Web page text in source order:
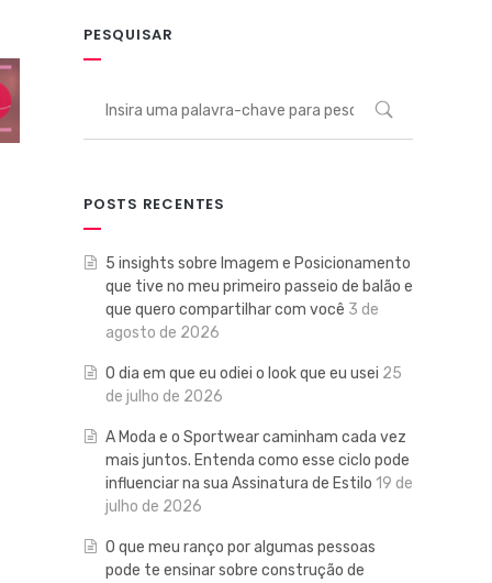
PESQUISAR
POSTS RECENTES
5 insights sobre Imagem e Posicionamento
que tive no meu primeiro passeio de balão e
que quero compartilhar com você 3 de
agosto de 2026
O dia em que eu odiei o look que eu usei 25
de julho de 2026
A Moda e o Sportwear caminham cada vez
mais juntos. Entenda como esse ciclo pode
influenciar na sua Assinatura de Estilo 19 de
julho de 2026
O que meu ranço por algumas pessoas
pode te ensinar sobre construção de